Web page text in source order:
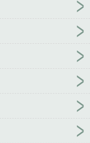
道
道术达人
摄政
钢铁森
快穿之我是他前女
种田系
择